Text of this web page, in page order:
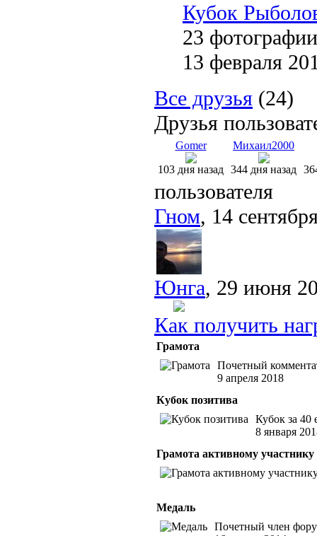
Кубок
23 фотографии
13 февраля
Все друзья (24)
Друзья
Gomer
103 дня назад
Михаил2000
344 дня назад
пользователя
Гном, 14
Юнга, 29 июня
Как получить
Грамота
Почетный
9 апреля 2018
Кубок позитива
Кубок за
8 января
Грамота активному участнику
Медаль
Почетный член